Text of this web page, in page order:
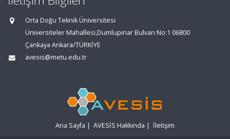
Orta Doğu Teknik Üniversitesi
Üniversiteler Mahallesi,Dumlupınar Bulvarı No:1 06800
Çankaya Ankara/TÜRKİYE
avesis@metu.edu.tr
Ana Sayfa | AVESİS Hakkında | İletişim